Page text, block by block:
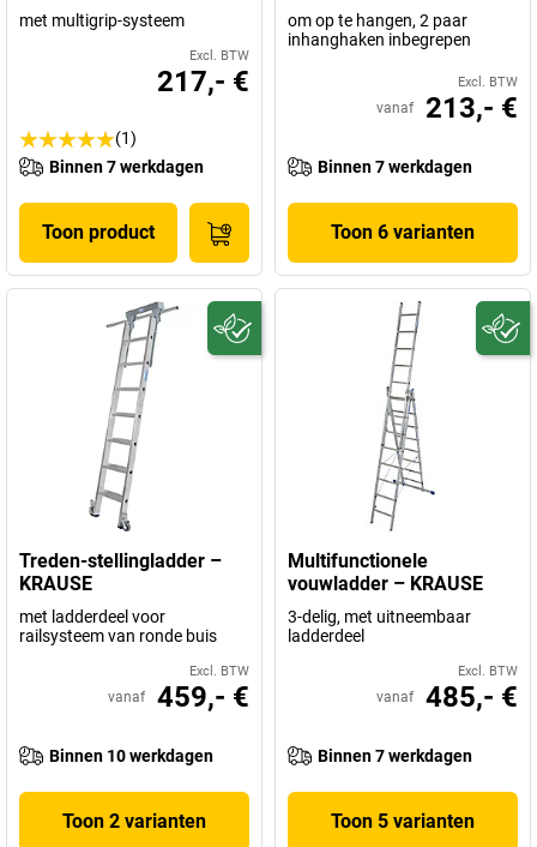
met multigrip-systeem
Excl. BTW
217,- €
(1)
Binnen 7 werkdagen
Toon product
om op te hangen, 2 paar
inhanghaken inbegrepen
Excl. BTW
vanaf 213,- €
Binnen 7 werkdagen
Toon 6 varianten
Treden-stellingladder –
KRAUSE
met ladderdeel voor
railsysteem van ronde buis
Excl. BTW
vanaf 459,- €
Binnen 10 werkdagen
Toon 2 varianten
Multifunctionele
vouwladder – KRAUSE
3-delig, met uitneembaar
ladderdeel
Excl. BTW
vanaf 485,- €
Binnen 7 werkdagen
Toon 5 varianten